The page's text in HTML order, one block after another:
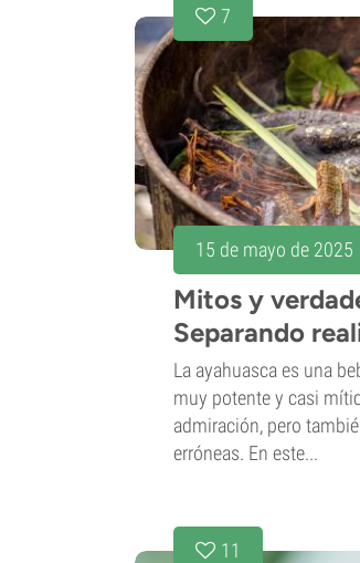
7
15 de mayo de 2025
Mitos y
Separando
La ayahuasca es una
muy potente y casi
admiración, pero
erróneas. En este...
11